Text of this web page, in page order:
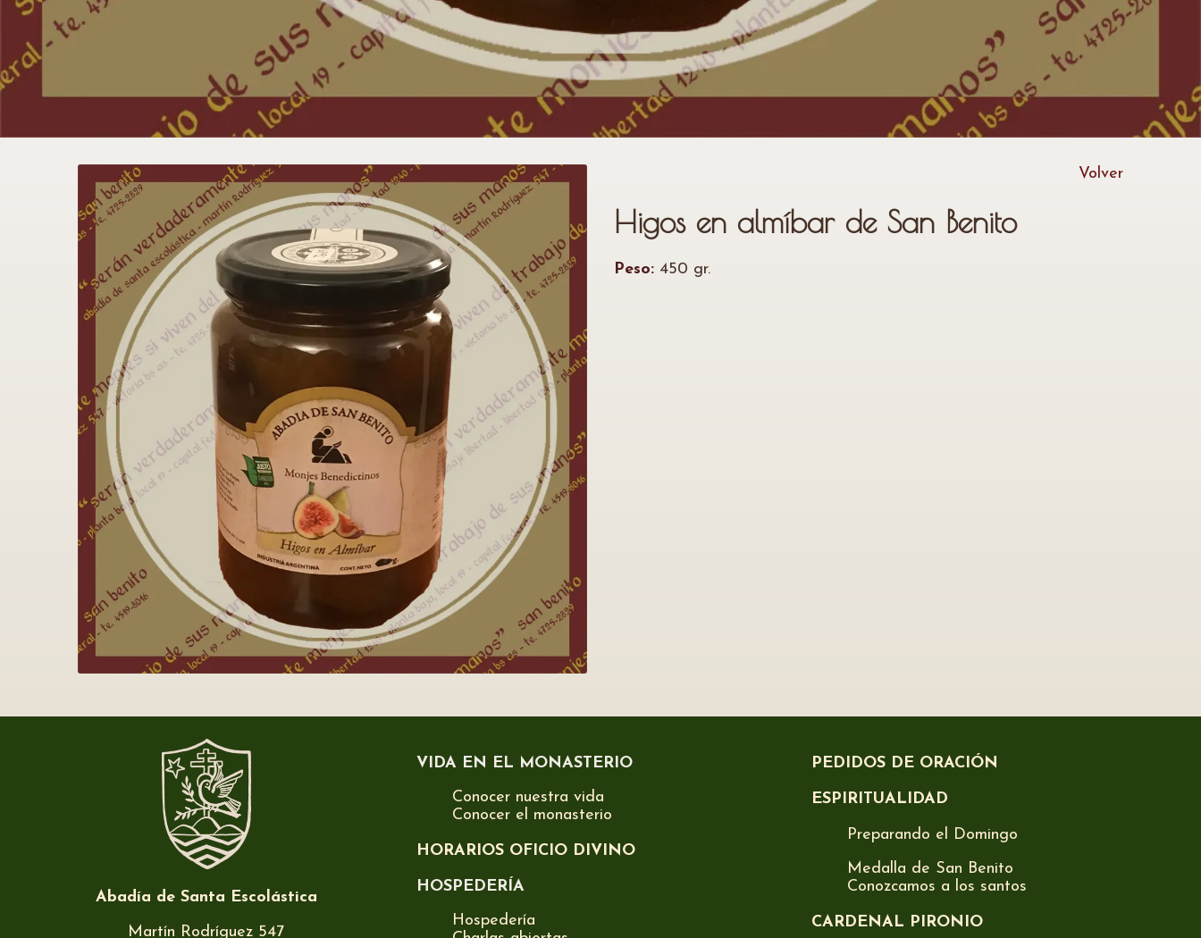
Volver
Higos en almíbar de San Benito
Peso: 450 gr.
Abadía de Santa Escolástica
Martín Rodríguez 547
VIDA EN EL MONASTERIO
Conocer nuestra vida
Conocer el monasterio
HORARIOS OFICIO DIVINO
HOSPEDERÍA
Hospedería
PEDIDOS DE ORACIÓN
ESPIRITUALIDAD
Preparando el Domingo
Medalla de San Benito
Conozcamos a los santos
CARDENAL PIRONIO